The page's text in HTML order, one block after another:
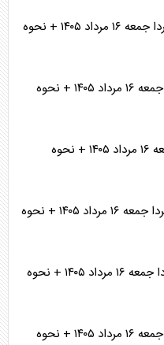
جدول قطعی برق استان مازندران فردا جمعه ۱۶ مرداد ۱۴۰۵ + نحوه
جدول قطعی برق استان گیلان فردا جمعه ۱۶ مرداد ۱۴۰۵ + نحوه
جدول قطعی برق استان قم فردا جمعه ۱۶ مرداد ۱۴۰۵ + نحوه
جدول قطعی برق استان کرمانشاه فردا جمعه ۱۶ مرداد ۱۴۰۵ + نحوه
جدول قطعی برق استان اصفهان فردا جمعه ۱۶ مرداد ۱۴۰۵ + نحوه
جدول قطعی برق استان فارس فردا جمعه ۱۶ مرداد ۱۴۰۵ + نحوه